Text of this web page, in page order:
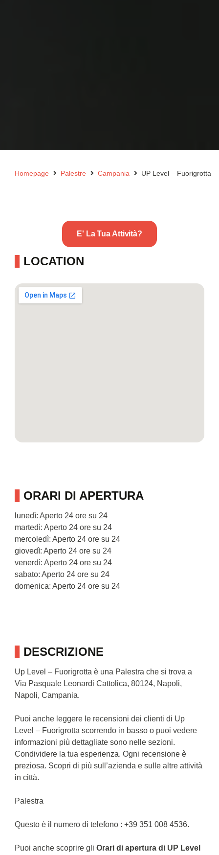
Homepage Palestre Campania UP Level – Fuorigrotta
DESCRIZIONE
Up Level – Fuorigrotta è una Palestra che si trova a
Via Pasquale Leonardi Cattolica, 80124, Napoli,
Napoli, Campania.
Puoi anche leggere le recensioni dei clienti di Up
Level – Fuorigrotta scorrendo in basso o puoi vedere
informazioni più dettagliate sono nelle sezioni.
Condividere la tua esperienza. Ogni recensione è
preziosa. Scopri di più sull’azienda e sulle altre attività
in città.
Palestra
Questo è il numero di telefono : +39 351 008 4536.
Puoi anche scoprire gli Orari di apertura di UP Level
E' La Tua Attività?
LOCATION
ORARI DI APERTURA
lunedì: Aperto 24 ore su 24
martedì: Aperto 24 ore su 24
mercoledì: Aperto 24 ore su 24
giovedì: Aperto 24 ore su 24
venerdì: Aperto 24 ore su 24
sabato: Aperto 24 ore su 24
domenica: Aperto 24 ore su 24